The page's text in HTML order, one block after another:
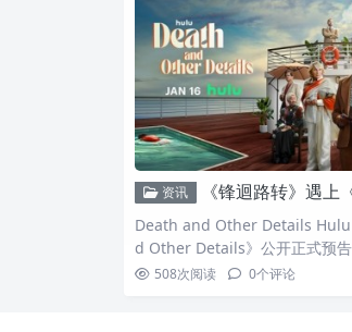
资讯 《锋迴路转》遇上《白莲花大饭店》！Hulu剧
Death and Other Details
d Other Details》公开正式预
合《白莲花大饭店》，《反恐
508次阅读 0个评论